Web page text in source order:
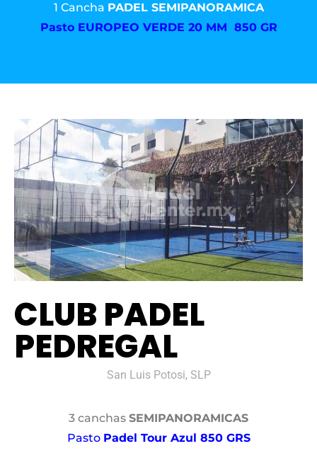
1 Cancha PADEL SEMIPANORAMICA
Pasto EUROPEO VERDE 20 MM 850 GR
CLUB PADEL
PEDREGAL
San Luis Potosi, SLP
3 canchas SEMIPANORAMICAS
Pasto Padel Tour Azul 850 GRS